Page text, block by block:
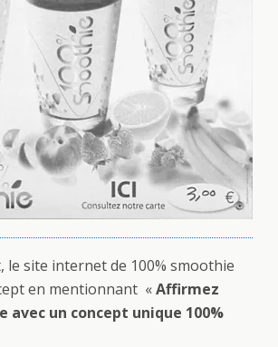
le site internet de 100% smoothie
en mentionnant «Affirmez
avec un concept unique 100%